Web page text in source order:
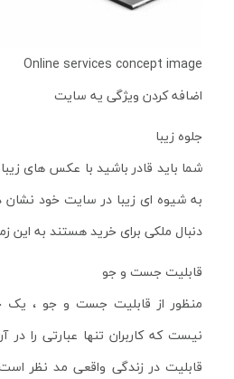
Online services concept image
اضافه کردن ویژگی یه سایت
جلوه زیبا
شما باید قادر باشید با عکس های
به شیوه ای زیبا در سایت خود نشان
دنبال ملکی برای خرید هستند به این
قابلیت جست و جو
منظور از قابلیت جست و جو ،
نیست که کاربران تنها عبارتی را
قابلیت در زندگی واقعی مد نظر